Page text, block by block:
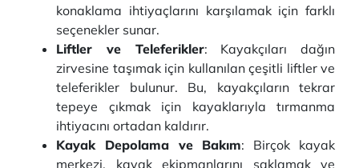
konaklama ihtiyaçlarını karşılamak için farklı
seçenekler sunar.
Liftler ve Teleferikler: Kayakçıları dağın
zirvesine taşımak için kullanılan çeşitli liftler ve
teleferikler bulunur. Bu, kayakçıların tekrar
tepeye çıkmak için kayaklarıyla tırmanma
ihtiyacını ortadan kaldırır.
Kayak Depolama ve Bakım: Birçok kayak
merkezi, kayak ekipmanlarını saklamak ve